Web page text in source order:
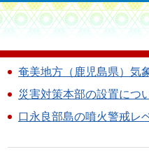
奄美地方（鹿児島県）気
災害対策本部の設置につ
口永良部島の噴火警戒レ